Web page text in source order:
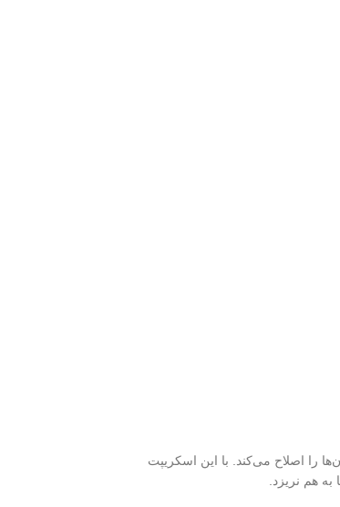
را اصلاح می‌کند. با این اسکریپت
هم نریزد.